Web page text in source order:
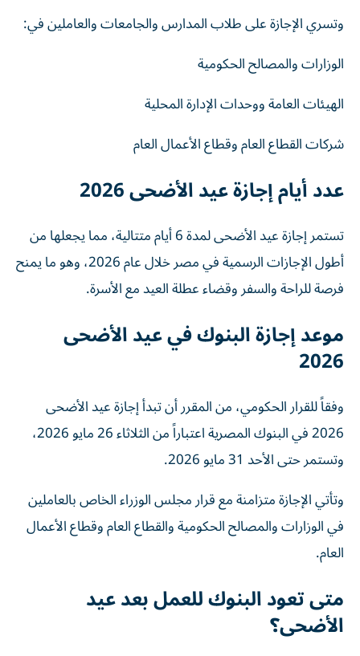
وتسري الإجازة على طلاب المدارس والجامعات والعاملين في:
الوزارات والمصالح الحكومية
الهيئات العامة ووحدات الإدارة المحلية
شركات القطاع العام وقطاع الأعمال العام
عدد أيام إجازة عيد الأضحى 2026
تستمر إجازة عيد الأضحى لمدة 6 أيام متتالية، مما يجعلها من
أطول الإجازات الرسمية في مصر خلال عام 2026، وهو ما يمنح
فرصة للراحة والسفر وقضاء عطلة العيد مع الأسرة.
موعد إجازة البنوك في عيد الأضحى
2026
وفقاً للقرار الحكومي، من المقرر أن تبدأ إجازة عيد الأضحى
2026 في البنوك المصرية اعتباراً من الثلاثاء 26 مايو 2026،
وتستمر حتى الأحد 31 مايو 2026.
وتأتي الإجازة متزامنة مع قرار مجلس الوزراء الخاص بالعاملين
في الوزارات والمصالح الحكومية والقطاع العام وقطاع الأعمال
العام.
متى تعود البنوك للعمل بعد عيد
الأضحى؟